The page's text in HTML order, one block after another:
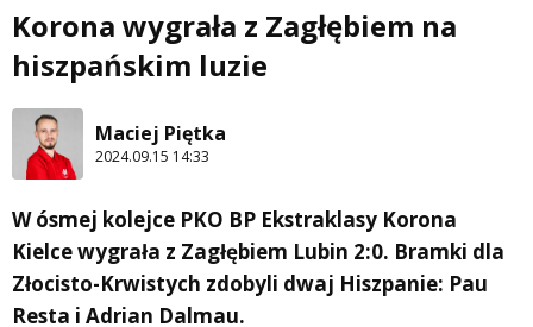
Korona wygrała z Zagłębiem na
hiszpańskim luzie
Maciej Piętka
2024.09.15 14:33
W ósmej kolejce PKO BP Ekstraklasy Korona
Kielce wygrała z Zagłębiem Lubin 2:0. Bramki dla
Złocisto-Krwistych zdobyli dwaj Hiszpanie: Pau
Resta i Adrian Dalmau.